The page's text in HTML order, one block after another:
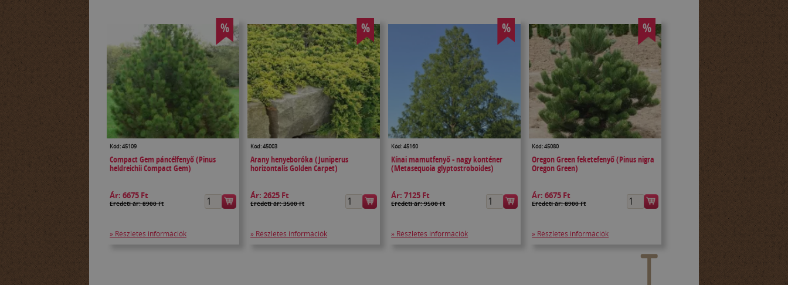
%
Kód: 45109
Compact Gem páncélfenyő (Pinus
heldreichii Compact Gem)
Ár: 6675 Ft
Eredeti ár: 8900 Ft
» Részletes információk
%
Kód: 45003
Arany henyeboróka (Juniperus
horizontalis Golden Carpet)
Ár:2625 Ft
Eredeti ár: 3500 Ft
» Részletes információk
%
Kód: 45160
Kínai mamutfenyő - nagy konténer
(Metasequoia glyptostroboides)
Ár:7125 Ft
Eredeti ár: 9500 Ft
» Részletes információk
%
Kód: 45080
Oregon Green feketefenyő (Pinus nigra
Oregon Green)
Ár:6675 Ft
Eredeti ár: 8900 Ft
» Részletes információk